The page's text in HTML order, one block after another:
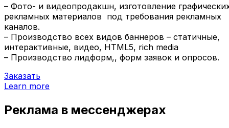
– Фото- и видеопродакшн, изготовление
рекламных материалов под требования рекламных
каналов.
– Производство всех видов баннеров – статичные,
интерактивные, видео, HTML5, rich media
– Производство лидформ,, форм заявок и опросов.
Заказать
Learn more
Реклама в мессенджерах